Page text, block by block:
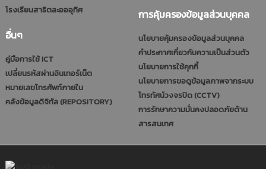
โรงเรียนสาธิตละอออุทิศ
อื่นๆ
คู่มือการใช้ ICT
เปลี่ยนรหัสผ่านอินเทอร์เน็ต
หมายเลขโทรศัพท์ภายใน
คลังข้อมูลดิจิทัล (REPOSITORY)
การคุ้มครองข้อมูลส่วนบุคคล
นโยบายคุ้มครองข้อมูลส่วนบุคคล
คำประกาศเกี่ยวกับความเป็นส่วนตัว
นโยบายการใช้คุกกี้
นโยบายการขอดูข้อมูลภาพจากระบบ
โทรทัศน์วงจรปิด (CCTV)
การรักษาความมั่นคงปลอดภัยด้าน
สารสนเทศ